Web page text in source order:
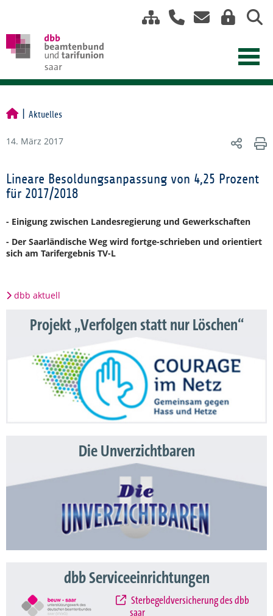
Aktuelles
14. März 2017
Lineare Besoldungsanpassung von 4,25 Prozent
für 2017/2018
- Einigung zwischen Landesregierung und Gewerkschaften
- Der Saarländische Weg wird fortge-schrieben und orientiert
sich am Tarifergebnis TV-L
dbb aktuell
Projekt „Verfolgen statt nur Löschen“
Die Unverzichtbaren
dbb Serviceeinrichtungen
Sterbegeldversicherung des dbb
saar